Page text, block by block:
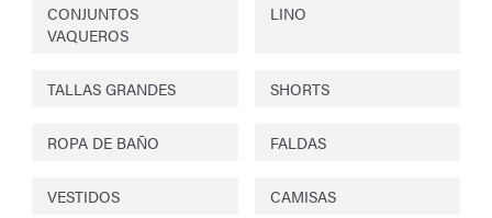
CONJUNTOS
VAQUEROS
LINO
TALLAS GRANDES SHORTS
ROPA DE BAÑO FALDAS
VESTIDOS CAMISAS